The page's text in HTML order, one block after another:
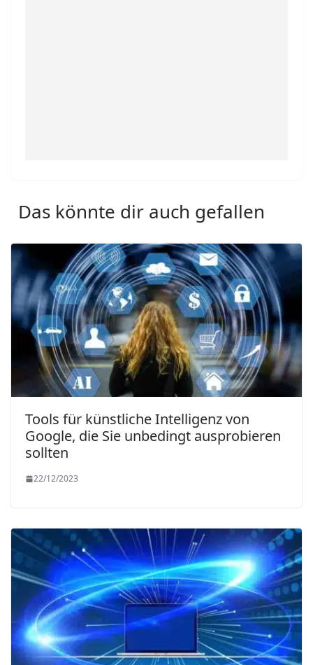
Das könnte dir auch gefallen
Tools für künstliche Intelligenz von
Google, die Sie unbedingt ausprobieren
sollten
22/12/2023